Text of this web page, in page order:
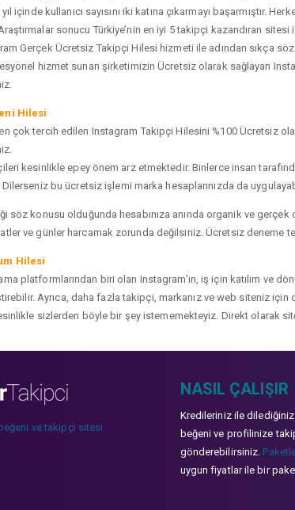
yıl içinde kullanıcı sayısını iki katına çıkarmayı
sonucu Türkiye’nin en iyi 5 takipçi kazandıran
Gerçek Ücretsiz Takipçi Hilesi hizmeti ile adından sıkça
hizmet sunan şirketimizin Ücretsiz olarak sağlayan
Hilesi
çok tercih edilen Instagram Takipçi Hilesini %100 Ücretsiz
kesinlikle epey önem arz etmektedir. Binlerce insan
bu ücretsiz işlemi marka hesaplarınızda da
söz konusu olduğunda hesabınıza anında organik ve
ve günler harcamak zorunda değilsiniz. Ücretsiz deneme
Hilesi
platformlarından biri olan Instagram'ın, iş için katılım ve
Ayrıca, daha fazla takipçi, markanız ve web siteniz
sizlerden böyle bir şey istememekteyiz. Direkt olarak
ve takipçi sitesi
NASIL ÇALIŞIR
Kredileriniz ile dilediğiniz
beğeni ve profilinize
gönderebilirsiniz.
uygun fiyatlar ile bir